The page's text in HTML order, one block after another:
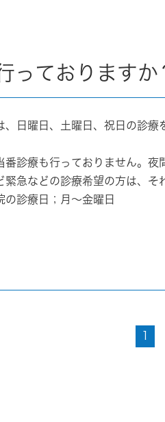
っておりますか
日曜日、土曜日、祝日 の診療
診療も行っておりません。夜
急などの診療希望の方は、そ
の診療日；月～金曜日
1